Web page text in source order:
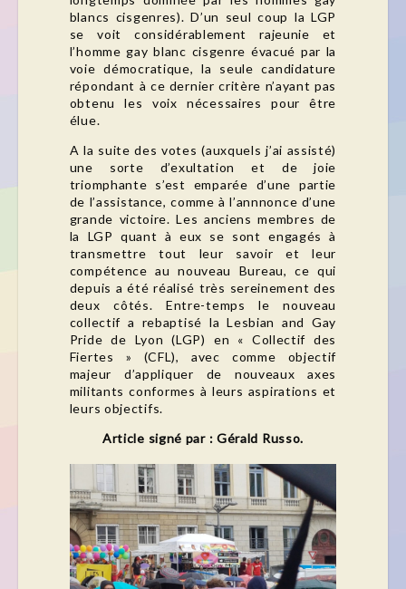
blancs cisgenres). D’un seul coup la LGP
se voit considérablement rajeunie et
l’homme gay blanc cisgenre évacué par la
voie démocratique, la seule candidature
répondant à ce dernier critère n’ayant pas
obtenu les voix nécessaires pour être
élue.
A la suite des votes (auxquels j’ai assisté)
une sorte d’exultation et de joie
triomphante s’est emparée d’une partie
de l’assistance, comme à l’annnonce d’une
grande victoire. Les anciens membres de
la LGP quant à eux se sont engagés à
transmettre tout leur savoir et leur
compétence au nouveau Bureau, ce qui
depuis a été réalisé très sereinement des
deux côtés. Entre-temps le nouveau
collectif a rebaptisé la Lesbian and Gay
Pride de Lyon (LGP) en « Collectif des
Fiertes » (CFL), avec comme objectif
majeur d’appliquer de nouveaux axes
militants conformes à leurs aspirations et
leurs objectifs.
Article signé par : Gérald Russo.